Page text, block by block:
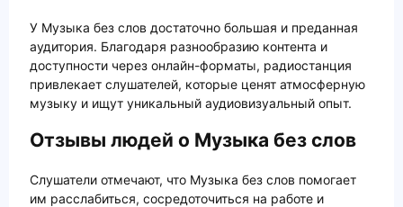
У Музыка без слов достаточно большая и преданная
аудитория. Благодаря разнообразию контента и
доступности через онлайн-форматы, радиостанция
привлекает слушателей, которые ценят атмосферную
музыку и ищут уникальный аудиовизуальный опыт.
Отзывы людей о Музыка без слов
Слушатели отмечают, что Музыка без слов помогает
им расслабиться, сосредоточиться на работе и